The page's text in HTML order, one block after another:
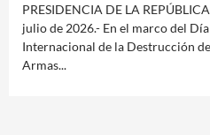
PRESIDENCIA DE LA
julio de 2026.- En el marco del Día
Internacional de la Destrucción de
Armas...